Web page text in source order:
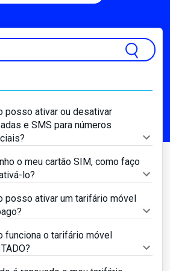
posso ativar ou desativar
e SMS para números
o meu cartão SIM, como faço
lo?
posso ativar um tarifário móvel
funciona o tarifário móvel